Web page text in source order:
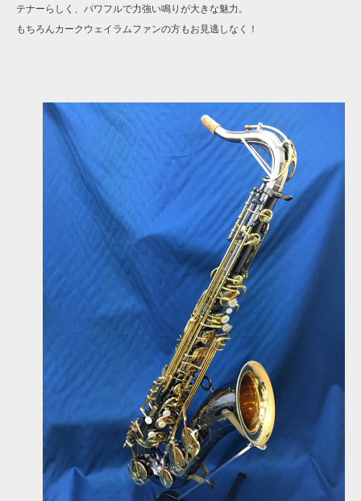
テナーらしく、パワフルで力強い鳴りが大きな魅力。
もちろんカークウェイラムファンの方もお見逃しなく！